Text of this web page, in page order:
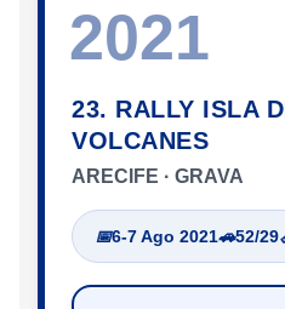
2021
23. RALLY ISLA
VOLCANES
ARECIFE · GRAVA
📅6-7 Ago 2021🚗52/29